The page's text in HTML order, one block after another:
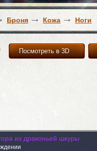
Броня Кожа Ноги
Посмотреть в 3D
из драконьей шкуры